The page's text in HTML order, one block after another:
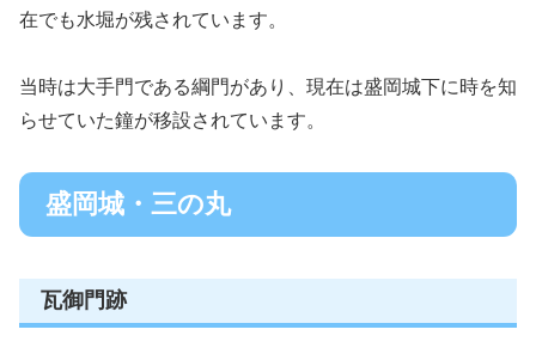
在でも水堀が残されています。
当時は大手門である綱門があり、現在は盛岡城下に時を知
らせていた鐘が移設されています。
盛岡城・三の丸
瓦御門跡